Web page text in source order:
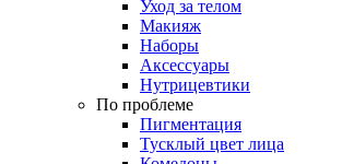
Уход за телом
Макияж
Наборы
Аксессуары
Нутрицевтики
По проблеме
Пигментация
Тусклый цвет лица